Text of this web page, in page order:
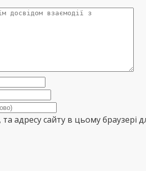
адресу сайту в цьому браузері